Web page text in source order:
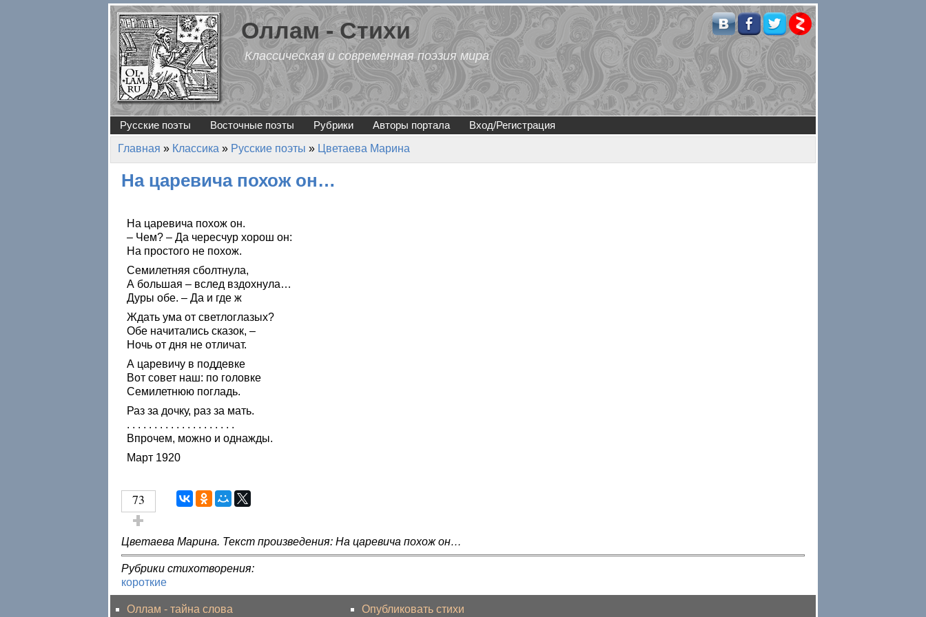
Перейти к основному содержанию
Оллам - Стихи
Классическая и современная поэзия мира
Русские поэты Восточные поэты Рубрики Авторы портала Вход/Регистрация
Вы здесь
Главная » Классика » Русские поэты » Цветаева Марина
На царевича похож он…
На царевича похож он.
– Чем? – Да чересчур хорош он:
На простого не похож.
Семилетняя сболтнула,
А большая – вслед вздохнула…
Дуры обе. – Да и где ж
Ждать ума от светлоглазых?
Обе начитались сказок, –
Ночь от дня не отличат.
А царевичу в поддевке
Вот совет наш: по головке
Семилетнюю погладь.
Раз за дочку, раз за мать.
. . . . . . . . . . . . . . . . . . . .
Впрочем, можно и однажды.
Март 1920
73
Голос за!
Цветаева Марина. Текст произведения: На царевича похож он…
Рубрики стихотворения:
короткие
Оллам - тайна слова Опубликовать стихи